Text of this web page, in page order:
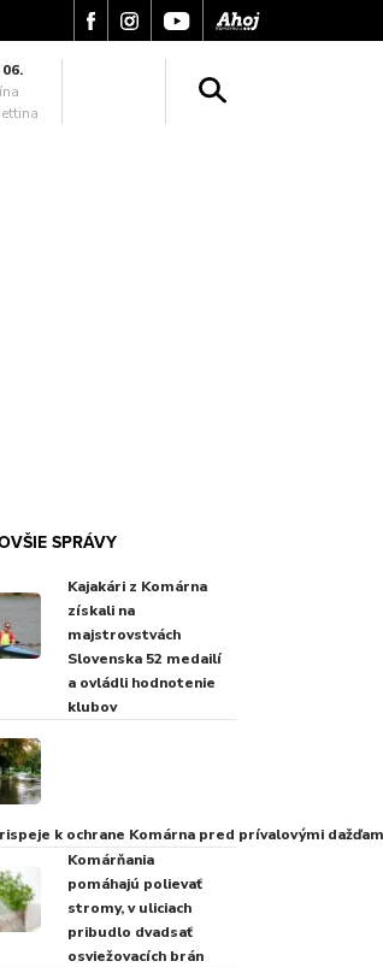
SPRÁVY
Kajakári z Komárna
získali na
majstrovstvách
Slovenska 52 medailí
a ovládli hodnotenie
klubov
k ochrane Komárna pred prívalovými
Komárňania
pomáhajú polievať
stromy, v uliciach
pribudlo dvadsať
osviežovacích brán